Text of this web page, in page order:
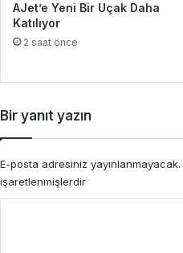
AJet’e Yeni Bir Uçak Daha
Katılıyor
2 saat önce
Bir yanıt yazın
E-posta adresiniz yayınlanmayacak.
işaretlenmişlerdir